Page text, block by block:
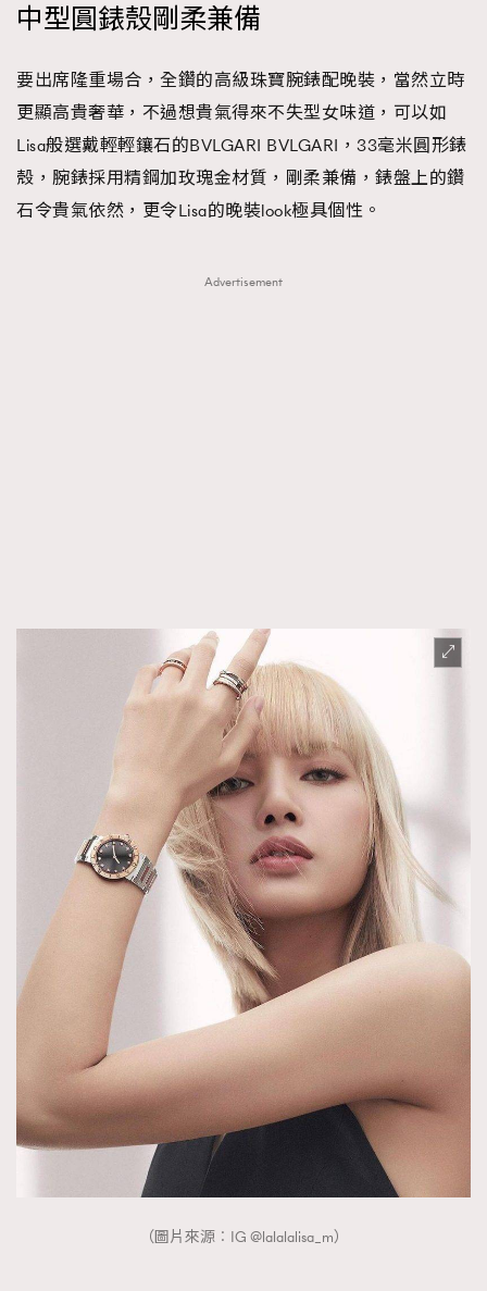
中型圓錶殼剛柔兼備
要出席隆重場合，全鑽的高級珠寶腕錶配晚裝，當然立時
更顯高貴奢華，不過想貴氣得來不失型女味道，可以如
Lisa般選戴輕輕鑲石的BVLGARI BVLGARI，33毫米圓形錶
殼，腕錶採用精鋼加玫瑰金材質，剛柔兼備，錶盤上的鑽
石令貴氣依然，更令Lisa的晚裝look極具個性。
Advertisement
（圖片來源︰IG @lalalalisa_m）